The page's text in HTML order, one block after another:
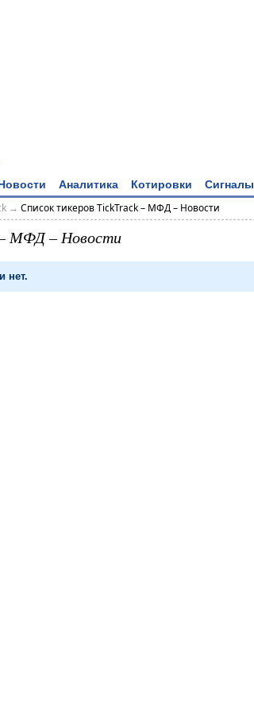
Аналитика Котировки Сигналы
→ Список тикеров TickTrack – МФД – Новости
– МФД – Новости
нет.